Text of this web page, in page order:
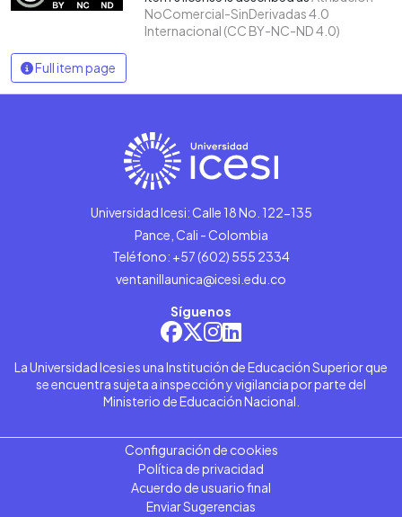
NoComercial-SinDerivadas 4.0
Internacional (CC BY-NC-ND 4.0)
Full item page
Universidad Icesi: Calle 18 No. 122-135
Pance, Cali - Colombia
Teléfono: +57 (602) 555 2334
ventanillaunica@icesi.edu.co
Síguenos
La Universidad Icesi es una Institución de Educación Superior que
se encuentra sujeta a inspección y vigilancia por parte del
Ministerio de Educación Nacional.
Configuración de cookies
Política de privacidad
Acuerdo de usuario final
Enviar Sugerencias